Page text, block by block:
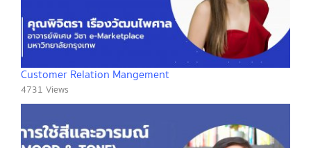
Customer Relation Mangement
4731 Views